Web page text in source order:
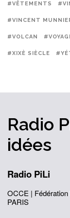
#VÊTEMENTS
#VINCENT
#VOLCAN
#XIXÈ SIÈCLE
Radio
idées
Radio PiLi
OCCE | Fédération
PARIS